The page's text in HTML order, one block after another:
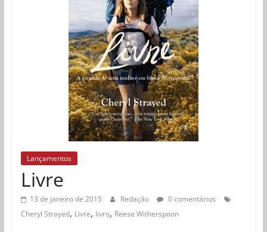
Lançamentos
Livre
13 de janeiro de 2015 Redação
0 comentários
Cheryl Strayed, Livre, livro, Reese Witherspoon